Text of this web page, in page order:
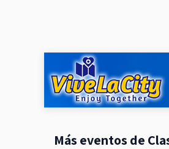
Más eventos de